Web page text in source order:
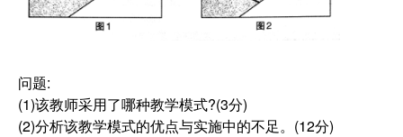
问题:
(1)该教师采用了哪种教学模式?(3分)
(2)分析该教学模式的优点与实施中的不足。(12分)